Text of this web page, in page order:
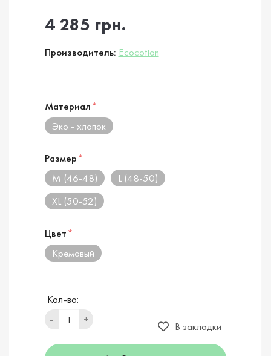
4 285 грн.
Производитель: Ecocotton
Материал*
Эко - хлопок
Размер*
M (46-48)
L (48-50)
XL (50-52)
Цвет*
Кремовый
Кол-во:
-
+
В закладки